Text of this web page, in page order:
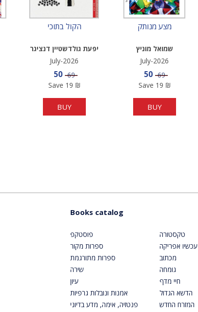
הקול בתוכי
יפעת גולדשטיין דנציגר
July-2026
Sale price
50 Price
69
Save 19 ₪
BUY
מצע מנותק
שמואל מוניץ
July-2026
Sale price
50 Price
69
Save 19 ₪
BUY
Books catalog
פוסטקפ
ספרות מקור
ספרות מתורגמת
שירה
עיון
אמנות ונובלות גרפיות
פנטזיה, אימה, מדע בדיוני
טקסטורה
עכשיו אפריקה
מכתוב
גומחה
חיי מדף
הדשא הגדול
המזרח החדש